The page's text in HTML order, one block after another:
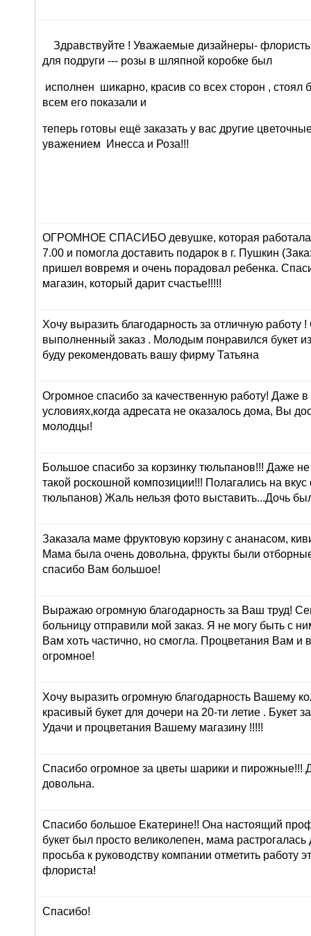
Здравствуйте ! Уважаемые дизайнеры-
для подруги --- розы в шляпной коробке был
исполнен шикарно, красив со всех сторон ,
всем его показали и
теперь готовы ещё заказать у вас другие
уважением Инесса и Роза!!!
ОГРОМНОЕ СПАСИБО девушке, которая работала
7.00 и помогла доставить подарок в г. Пушкин
пришел вовремя и очень порадовал ребенка.
магазин, который дарит счастье!!!!!
Хочу выразить благодарность за отличную работу
выполненный заказ . Молодым понравился букет
буду рекомендовать вашу фирму Татьяна
Огромное спасибо за качественную работу! Даже в
условиях,когда адресата не оказалось дома, Вы
молодцы!
Большое спасибо за корзинку тюльпанов!!! Даже
такой роскошной композиции!!! Полагались на
тюльпанов) Жаль нельзя фото выставить...Дочь
Заказала маме фруктовую корзину с ананасом,
Мама была очень довольна, фрукты были
спасибо Вам большое!
Выражаю огромную благодарность за Ваш труд!
больницу отправили мой заказ. Я не могу быть с
Вам хоть частично, но смогла. Процветания Вам и
огромное!
Хочу выразить огромную благодарность Вашему
красивый букет для дочери на 20-ти летие . Букет
Удачи и процветания Вашему магазину !!!!!
Спасибо огромное за цветы шарики и пирожные!!!
довольна.
Спасибо большое Екатерине!! Она настоящий
букет был просто великолепен, мама
просьба к руководству компании отметить работу
флориста!
Спасибо!